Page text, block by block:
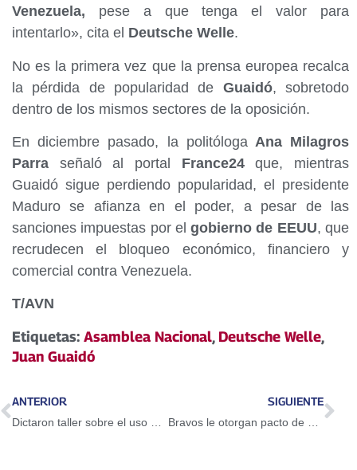
Venezuela, pese a que tenga el valor para
intentarlo», cita el Deutsche Welle.
No es la primera vez que la prensa europea recalca
la pérdida de popularidad de Guaidó, sobretodo
dentro de los mismos sectores de la oposición.
En diciembre pasado, la politólogaAna Milagros
Parra señaló al portal France24que, mientras
Guaidó sigue perdiendo popularidad, el presidente
Maduro se afianza en el poder, a pesar de las
sanciones impuestas por elgobierno de EEUU, que
recrudecen el bloqueo económico, financiero y
comercial contra Venezuela.
T/AVN
Etiquetas: Asamblea Nacional, Deutsche Welle,
Juan Guaidó
ANTERIOR SIGUIENTE